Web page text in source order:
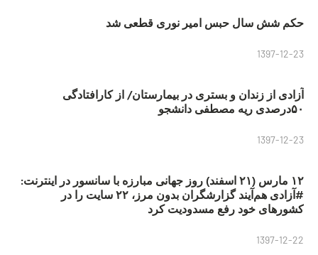
حکم شش سال حبس امیر نوری قطعی شد
1397-12-23
آزادی از زندان و بستری در بیمارستان/ از کارافتادگی
۵۰درصدی ریه مصطفی دانشجو
1397-12-23
۱۲ مارس (۲۱ اسفند) روز جهانی مبارزه با سانسور در اینترنت:
#آزادی هم‌آیند گزارشگران‌ بدون مرز، ۲۲ سایت را در
کشورهای خود رفع مسدودیت کرد
1397-12-22